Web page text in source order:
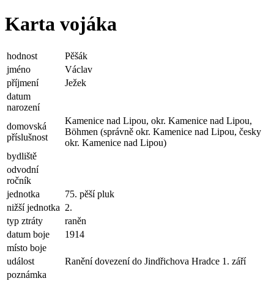
Karta vojáka
hodnost
Pěšák
jméno
Václav
příjmení
Ježek
datum
narození
domovská
příslušnost
Kamenice nad Lipou, okr. Kamenice nad Lipou,
Böhmen (správně okr. Kamenice nad Lipou, česky
okr. Kamenice nad Lipou)
bydliště
odvodní
ročník
jednotka
75. pěší pluk
nižší jednotka 2.
typ ztráty
raněn
datum boje
1914
místo boje
událost
Ranění dovezení do Jindřichova Hradce 1. září
poznámka